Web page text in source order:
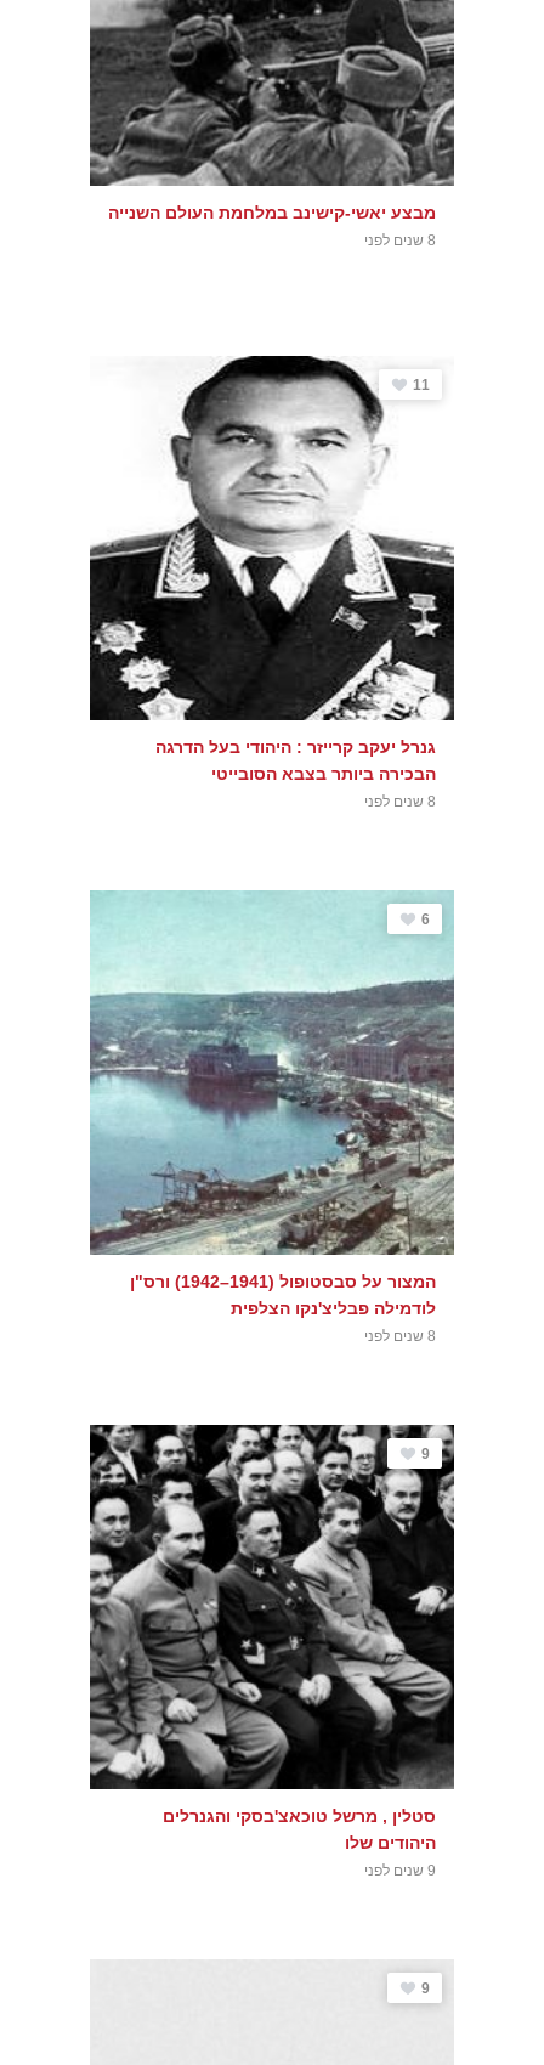
מבצע יאשי-קישינב במלחמת העולם השנייה
8 שנים לפני
11
גנרל יעקב קרייזר : היהודי בעל הדרגה
הבכירה ביותר בצבא הסובייטי
8 שנים לפני
6
המצור על סבסטופול (1941–1942) ורס"ן
לודמילה פבליצ'נקו הצלפית
8 שנים לפני
9
סטלין , מרשל טוכאצ'בסקי והגנרלים
היהודים שלו
9 שנים לפני
9